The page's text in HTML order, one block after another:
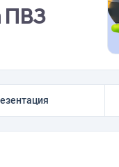
ПВЗ